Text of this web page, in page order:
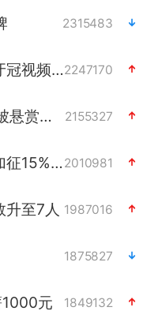
2315483
泸溪河：桃酥吃出金属牙冠视频不实2247170
27岁女子组织卖淫集团被悬赏通缉 2155327
美国将对多晶硅衍生品加征15%关税2010981
至7人 1987016
1875827
1000元 1849132